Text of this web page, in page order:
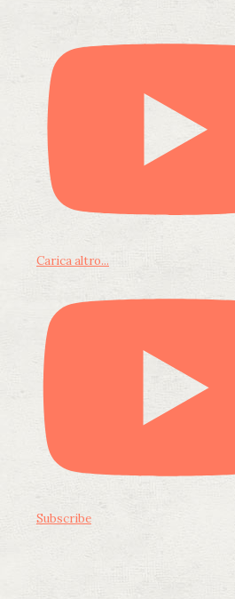
Carica altro...
Subscribe